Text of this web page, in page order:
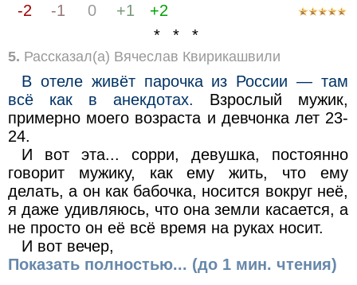
-2
-1 0 +1
+2
* * *
5. Рассказал(а) Вячеслав Квирикашвили
В отеле живёт парочка из России — там
всё как в анекдотах. Взрослый мужик,
примерно моего возраста и девчонка лет 23-
24.
И вот эта... сорри, девушка, постоянно
говорит мужику, как ему жить, что ему
делать, а он как бабочка, носится вокруг неё,
я даже удивляюсь, что она земли касается, а
не просто он её всё время на руках носит.
И вот вечер,
Показать полностью... (до 1 мин. чтения)